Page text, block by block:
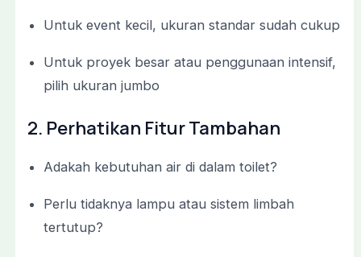
Untuk event kecil, ukuran standar sudah cukup
Untuk proyek besar atau penggunaan intensif,
pilih ukuran jumbo
2. Perhatikan FiturTambahan
Adakah kebutuhan air di dalam toilet?
Perlu tidaknya lampu atau sistem limbah
tertutup?